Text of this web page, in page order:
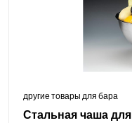
другие товары для бара
Стальная чаша